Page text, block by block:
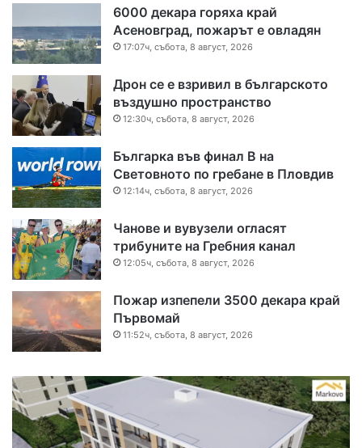
6000 декара горяха край
Асеновград, пожарът е овладян
17:07ч, събота, 8 август, 2026
Дрон се е взривил в българското
въздушно пространство
12:30ч, събота, 8 август, 2026
Българка във финал B на
Световното по гребане в Пловдив
12:14ч, събота, 8 август, 2026
Чанове и вувузели огласят
трибуните на Гребния канал
12:05ч, събота, 8 август, 2026
Пожар изпепели 3500 декара край
Първомай
11:52ч, събота, 8 август, 2026